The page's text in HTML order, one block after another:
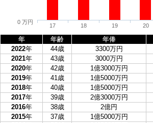
17 18 19 20
0 万円
年 年齢 年俸
2022年 44歳 3300万円
2021年 43歳 3000万円
2020年 42歳 1億3000万円
2019年 41歳 1億5000万円
2018年 40歳 1億5000万円
2017年 39歳 2億3000万円
2016年 38歳 2億円
2015年 37歳 1億5000万円